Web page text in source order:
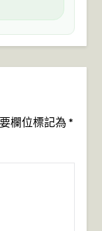
欄位標記為 *